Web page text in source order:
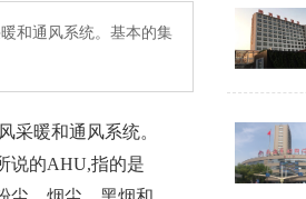
和通风系统。基本的集
采暖和通风系统。
说的AHU,指的是